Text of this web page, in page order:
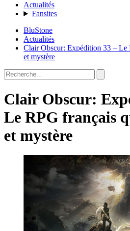
Actualités
Fansites
BluStone
Actualités
Clair Obscur: Expédition 33 – Le
et mystère
Clair Obscur:
Le RPG français
et mystère